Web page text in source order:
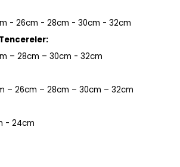
- 26cm - 28cm - 30cm - 32cm
– 28cm – 30cm - 32cm
– 26cm – 28cm – 30cm – 32cm
- 24cm